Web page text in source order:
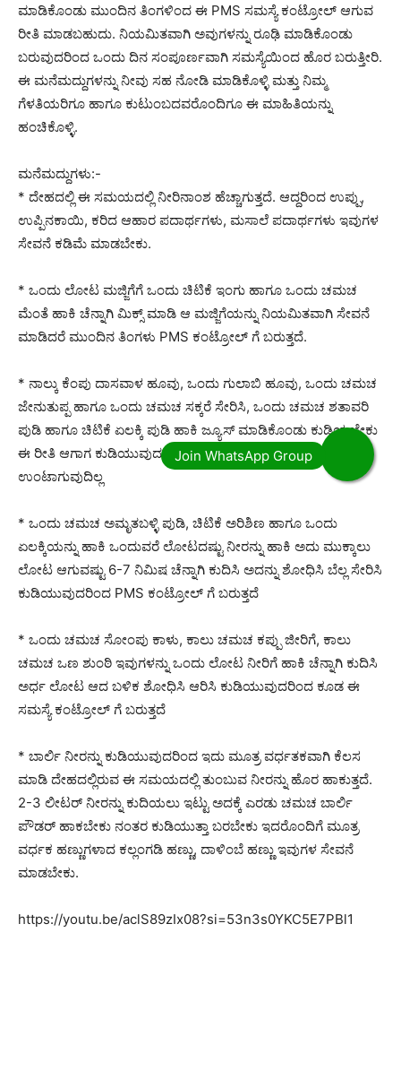
ಮಾಡಿಕೊಂಡು ಮುಂದಿನ ತಿಂಗಳಿಂದ ಈ PMS ಸಮಸ್ಯೆ ಕಂಟ್ರೋಲ್ ಆಗುವ
ರೀತಿ ಮಾಡಬಹುದು. ನಿಯಮಿತವಾಗಿ ಅವುಗಳನ್ನು ರೂಢಿ ಮಾಡಿಕೊಂಡು
ಬರುವುದರಿಂದ ಒಂದು ದಿನ ಸಂಪೂರ್ಣವಾಗಿ ಸಮಸ್ಯೆಯಿಂದ ಹೊರ ಬರುತ್ತೀರಿ.
ಈ ಮನೆಮದ್ದುಗಳನ್ನು ನೀವು ಸಹ ನೋಡಿ ಮಾಡಿಕೊಳ್ಳಿ ಮತ್ತು ನಿಮ್ಮ
ಗೆಳತಿಯರಿಗೂ ಹಾಗೂ ಕುಟುಂಬದವರೊಂದಿಗೂ ಈ ಮಾಹಿತಿಯನ್ನು
ಹಂಚಿಕೊಳ್ಳಿ.
ಮನೆಮದ್ದುಗಳು:-
* ದೇಹದಲ್ಲಿ ಈ ಸಮಯದಲ್ಲಿ ನೀರಿನಾಂಶ ಹೆಚ್ಚಾಗುತ್ತದೆ. ಆದ್ದರಿಂದ ಉಪ್ಪು,
ಉಪ್ಪಿನಕಾಯಿ, ಕರಿದ ಆಹಾರ ಪದಾರ್ಥಗಳು, ಮಸಾಲೆ ಪದಾರ್ಥಗಳು ಇವುಗಳ
ಸೇವನೆ ಕಡಿಮೆ ಮಾಡಬೇಕು.
* ಒಂದು ಲೋಟ ಮಜ್ಜಿಗೆಗೆ ಒಂದು ಚಿಟಿಕೆ ಇಂಗು ಹಾಗೂ ಒಂದು ಚಮಚ
ಮೆಂತೆ ಹಾಕಿ ಚೆನ್ನಾಗಿ ಮಿಕ್ಸ್ ಮಾಡಿ ಆ ಮಜ್ಜಿಗೆಯನ್ನು ನಿಯಮಿತವಾಗಿ ಸೇವನೆ
ಮಾಡಿದರೆ ಮುಂದಿನ ತಿಂಗಳು PMS ಕಂಟ್ರೋಲ್ ಗೆ ಬರುತ್ತದೆ.
* ನಾಲ್ಕು ಕೆಂಪು ದಾಸವಾಳ ಹೂವು, ಒಂದು ಗುಲಾಬಿ ಹೂವು, ಒಂದು ಚಮಚ
ಜೇನುತುಪ್ಪ ಹಾಗೂ ಒಂದು ಚಮಚ ಸಕ್ಕರೆ ಸೇರಿಸಿ, ಒಂದು ಚಮಚ ಶತಾವರಿ
ಪುಡಿ ಹಾಗೂ ಚಿಟಿಕೆ ಏಲಕ್ಕಿ ಪುಡಿ ಹಾಕಿ ಜ್ಯೂಸ್ ಮಾಡಿಕೊಂಡು ಕುಡಿಯಬೇಕು
ಈ ರೀತಿ ಆಗಾಗ ಕುಡಿಯುವುದರಿಂದ PMS ಮುಂದಿನ ತಿಂಗಳಲ್ಲಿ
ಉಂಟಾಗುವುದಿಲ್ಲ
* ಒಂದು ಚಮಚ ಅಮೃತಬಳ್ಳಿ ಪುಡಿ, ಚಿಟಿಕೆ ಅರಿಶಿಣ ಹಾಗೂ ಒಂದು
ಏಲಕ್ಕಿಯನ್ನು ಹಾಕಿ ಒಂದುವರೆ ಲೋಟದಷ್ಟು ನೀರನ್ನು ಹಾಕಿ ಅದು ಮುಕ್ಕಾಲು
ಲೋಟ ಆಗುವಷ್ಟು 6-7 ನಿಮಿಷ ಚೆನ್ನಾಗಿ ಕುದಿಸಿ ಅದನ್ನು ಶೋಧಿಸಿ ಬೆಲ್ಲ ಸೇರಿಸಿ
ಕುಡಿಯುವುದರಿಂದ PMS ಕಂಟ್ರೋಲ್ ಗೆ ಬರುತ್ತದೆ
* ಒಂದು ಚಮಚ ಸೋಂಪು ಕಾಳು, ಕಾಲು ಚಮಚ ಕಪ್ಪು ಜೀರಿಗೆ, ಕಾಲು
ಚಮಚ ಒಣ ಶುಂಠಿ ಇವುಗಳನ್ನು ಒಂದು ಲೋಟ ನೀರಿಗೆ ಹಾಕಿ ಚೆನ್ನಾಗಿ ಕುದಿಸಿ
ಅರ್ಧ ಲೋಟ ಆದ ಬಳಿಕ ಶೋಧಿಸಿ ಆರಿಸಿ ಕುಡಿಯುವುದರಿಂದ ಕೂಡ ಈ
ಸಮಸ್ಯೆ ಕಂಟ್ರೋಲ್ ಗೆ ಬರುತ್ತದೆ
* ಬಾರ್ಲಿ ನೀರನ್ನು ಕುಡಿಯುವುದರಿಂದ ಇದು ಮೂತ್ರ ವರ್ಧತಕವಾಗಿ ಕೆಲಸ
ಮಾಡಿ ದೇಹದಲ್ಲಿರುವ ಈ ಸಮಯದಲ್ಲಿ ತುಂಬುವ ನೀರನ್ನು ಹೊರ ಹಾಕುತ್ತದೆ.
2-3 ಲೀಟರ್ ನೀರನ್ನು ಕುದಿಯಲು ಇಟ್ಟು ಅದಕ್ಕೆ ಎರಡು ಚಮಚ ಬಾರ್ಲಿ
ಪೌಡರ್ ಹಾಕಬೇಕು ನಂತರ ಕುಡಿಯುತ್ತಾ ಬರಬೇಕು ಇದರೊಂದಿಗೆ ಮೂತ್ರ
ವರ್ಧಕ ಹಣ್ಣುಗಳಾದ ಕಲ್ಲಂಗಡಿ ಹಣ್ಣು, ದಾಳಿಂಬೆ ಹಣ್ಣು ಇವುಗಳ ಸೇವನೆ
ಮಾಡಬೇಕು.
https://youtu.be/aclS89zIx08?si=53n3s0YKC5E7PBl1